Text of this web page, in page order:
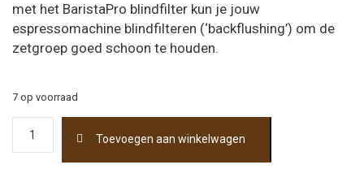
met het BaristaPro blindfilter kun je jouw
espressomachine blindfilteren (‘backflushing’) om de
zetgroep goed schoon te houden.
7 op voorraad
Blindfilter
Lelit
Toevoegen aan winkelwagen